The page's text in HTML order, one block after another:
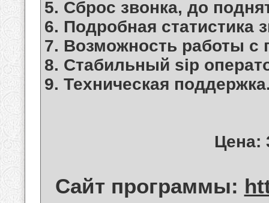
5. Сброс звонка, до
6. Подробная статистика
7. Возможность работы с
8. Стабильный sip
9. Техническая
Цена:
Сайт программы: